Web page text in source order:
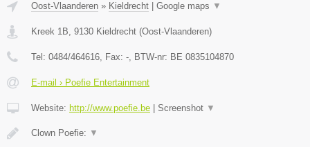
Oost-Vlaanderen » Kieldrecht Google maps ▼
Kreek 1B, 9130 Kieldrecht (Oost-Vlaanderen)
Tel: 0484/464616, Fax: -, BTW-nr: BE 0835104870
E-mail › Poefie Entertainment
Website: http://www.poefie.be Screenshot ▼
Clown Poefie: ▼